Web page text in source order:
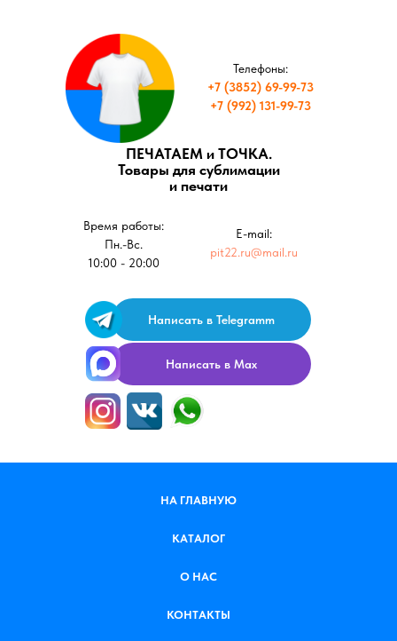
ПЕЧАТАЕМ и ТОЧКА.
Товары для сублимации
и печати
Телефоны:
+7 (3852) 69-99-73
+7 (992) 131-99-73
E-mail:
pit22.ru@mail.ru
Время работы:
Пн.-Вс.
10:00 - 20:00
Написать в Telegramm
Написать в Max
НА ГЛАВНУЮ
КАТАЛОГ
О НАС
КОНТАКТЫ